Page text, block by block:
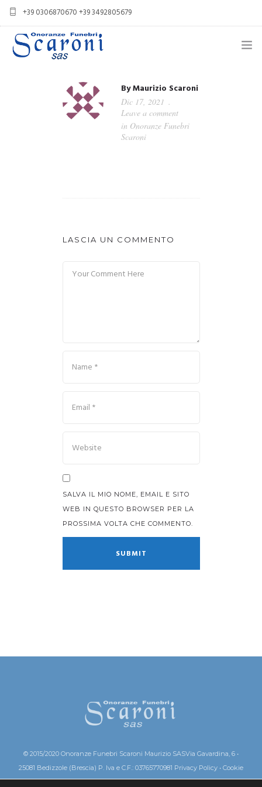
+39 0306870670 +39 3492805679
info@onoranzefunebriscaroni.it
ByMaurizio Scaroni
Dic 17, 2021
Leave a comment
in Onoranze Funebri
Scaroni
LASCIA UN COMMENTO
SALVA IL MIO NOME, EMAIL E SITO
WEB IN QUESTO BROWSER PER LA
PROSSIMA VOLTA CHE COMMENTO.
© 2015/2020 Onoranze Funebri Scaroni Maurizio SASVia Gavardina, 6 •
25081 Bedizzole (Brescia) P. Iva e C.F.: 03765770981 Privacy Policy • Cookie
Policy SEGUITECI SU